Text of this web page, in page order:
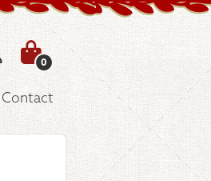
0
Contact